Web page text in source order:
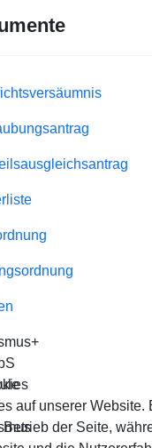
auf unserer Website.
der Seite,